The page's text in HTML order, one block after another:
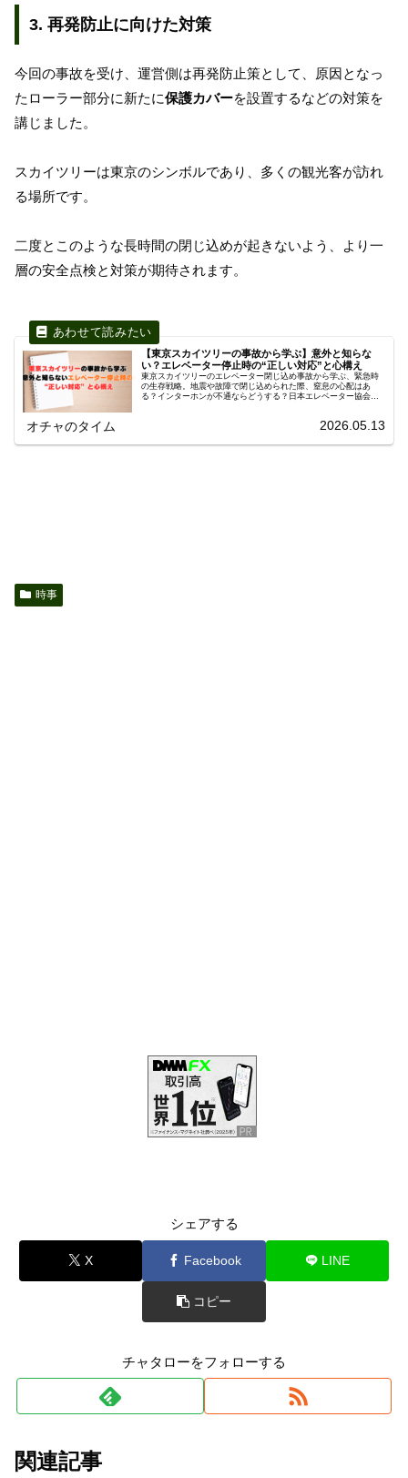
3. 再発防止に向けた対策
今回の事故を受け、運営側は再発防止策として、原因となっ
たローラー部分に新たに保護カバーを設置するなどの対策を
講じました。
スカイツリーは東京のシンボルであり、多くの観光客が訪れ
る場所です。
二度とこのような長時間の閉じ込めが起きないよう、より一
層の安全点検と対策が期待されます。
【東京スカイツリーの事故から学ぶ】意外と知らな
い？エレベーター停止時の“正しい対応”と心構え
東京スカイツリーのエレベーター閉じ込め事故から学ぶ、緊急時
の生存戦略。地震や故障で閉じ込められた際、窒息の心配はあ
る？インターホンが不通ならどうする？日本エレベーター協会推
オチャのタイム 2026.05.13
時事
シェアする
X Facebook LINE
コピー
チャタローをフォローする
関連記事